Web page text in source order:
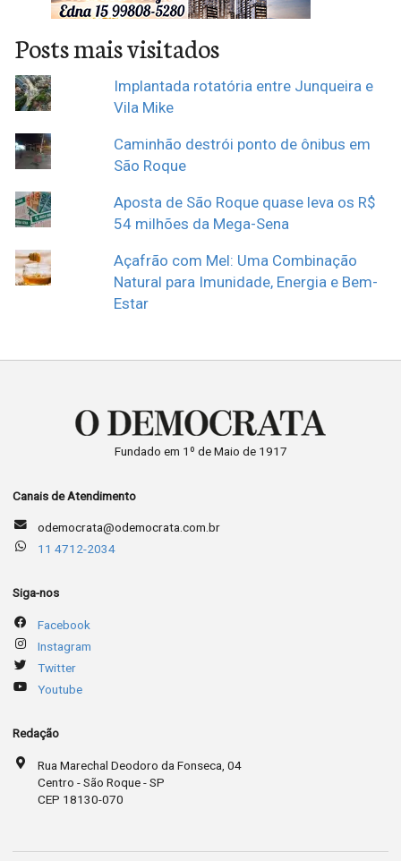
Posts mais visitados
Implantada rotatória entre Junqueira e
Vila Mike
Caminhão destrói ponto de ônibus em
São Roque
Aposta de São Roque quase leva os R$
54 milhões da Mega-Sena
Açafrão com Mel: Uma Combinação
Natural para Imunidade, Energia e Bem-
Estar
Fundado em 1º de Maio de 1917
Canais de Atendimento
odemocrata@odemocrata.com.br
11 4712-2034
Siga-nos
Facebook
Instagram
Twitter
Youtube
Redação
Rua Marechal Deodoro da Fonseca, 04
Centro - São Roque - SP
CEP 18130-070